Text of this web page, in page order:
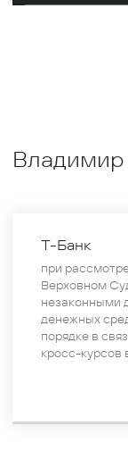
Владимир
Т-Банк
при
Верховном
незаконными
денежных
порядке в
кросс-курсов